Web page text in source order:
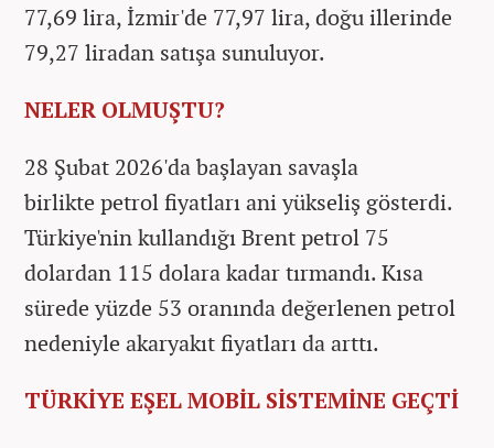
77,69 lira, İzmir'de 77,97 lira, doğu illerinde
79,27 liradan satışa sunuluyor.
NELER OLMUŞTU?
28 Şubat 2026'da başlayan savaşla
birlikte petrol fiyatları ani yükseliş gösterdi.
Türkiye'nin kullandığı Brent petrol 75
dolardan 115 dolara kadar tırmandı. Kısa
sürede yüzde 53 oranında değerlenen petrol
nedeniyle akaryakıt fiyatları da arttı.
TÜRKİYE EŞEL MOBİL SİSTEMİNE GEÇTİ